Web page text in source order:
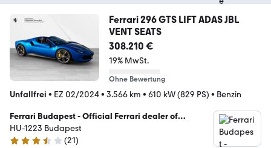
Ferrari 296 GTS LIFT ADAS JBL
VENT SEATS
308.210 €
19% MwSt.
Ohne Bewertung
Unfallfrei • EZ 02/2024• 3.566 km • 610 kW (829 PS) • Benzin
Ferrari Budapest - Official Ferrari dealer of
Hungary (Warm Up Kft.)
HU-1223 Budapest
3.7 Sterne
(21)